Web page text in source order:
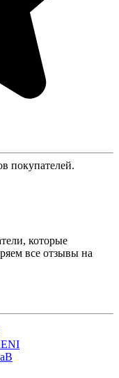
покупателей.
которые
все отзывы на